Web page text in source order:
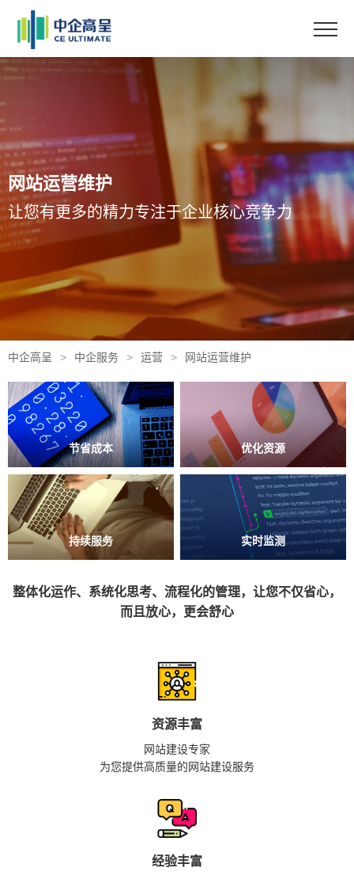
网站运营维护
让您有更多的精力专注于企业核心竞争力
中企高呈 > 中企服务 > 运营 > 网站运营维护
节省成本 优化资源
持续服务 实时监测
整体化运作、系统化思考、流程化的管理，让您不仅省心，
而且放心，更会舒心
资源丰富
网站建设专家
为您提供高质量的网站建设服务
经验丰富